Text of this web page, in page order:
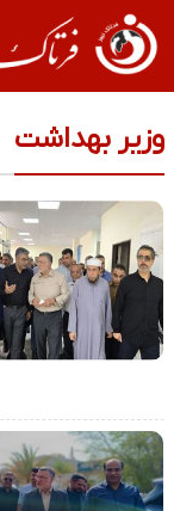
وزیر بهداشت